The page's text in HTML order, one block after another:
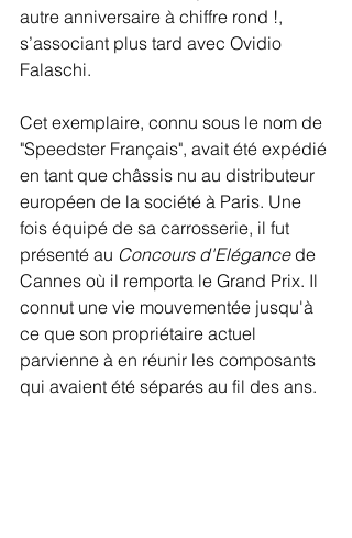
autre anniversaire à chiffre rond !,
s’associant plus tard avec Ovidio
Falaschi.
Cet exemplaire, connu sous le nom de
"Speedster Français", avait été expédié
en tant que châssis nu au distributeur
européen de la société à Paris. Une
fois équipé de sa carrosserie, il fut
présenté au Concours d'Elégance de
Cannes où il remporta le Grand Prix. Il
connut une vie mouvementée jusqu'à
ce que son propriétaire actuel
parvienne à en réunir les composants
qui avaient été séparés au fil des ans.